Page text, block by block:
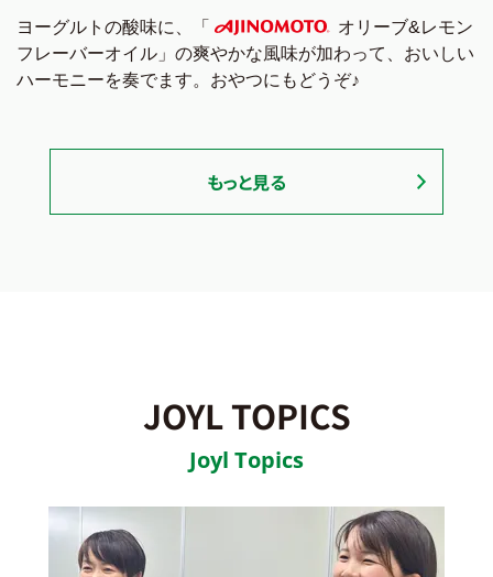
ヨーグルトの酸味に、「
AJINOMOTO
オリーブ&レモン
フレーバーオイル」の爽やかな風味が加わって、おいしい
ハーモニーを奏でます。おやつにもどうぞ♪
もっと見る
JOYL TOPICS
Joyl Topics